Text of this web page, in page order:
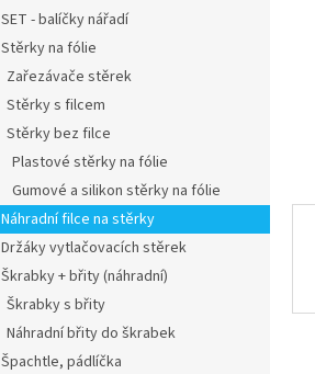
SET - balíčky nářadí
Stěrky na fólie
Zařezávače stěrek
Stěrky s filcem
Stěrky bez filce
Plastové stěrky na fólie
Gumové a silikon stěrky na fólie
Náhradní filce na stěrky
Držáky vytlačovacích stěrek
Škrabky + břity (náhradní)
Škrabky s břity
Náhradní břity do škrabek
Špachtle, pádlíčka